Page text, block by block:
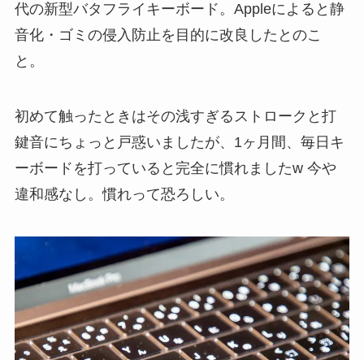
代の新型バタフライキーボード。Appleによると静
音化・ゴミの侵入防止を目的に改良したとのこ
と。
初めて触ったときはその浅すぎるストロークと打
鍵音にちょっと戸惑いましたが、1ヶ月間、毎日キ
ーボードを打っていると完全に慣れましたw 今や
違和感なし。慣れって恐ろしい。